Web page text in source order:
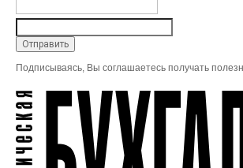
Подписываясь, Вы соглашаетесь получать